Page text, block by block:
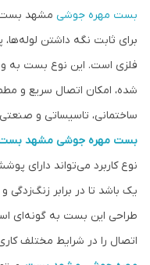
بست مهره جوشی مشهد بست
برای ثابت نگه داشتن
فلزی است. این نوع بست به
شده، امکان اتصال سریع و
ساختمانی، تاسیساتی و صنعتی
بست مهره جوشی مشهد
نوع کاربرد می‌تواند دارای
یک باشد تا در برابر
طراحی این بست به گونه‌ای
اتصال را در شرایط مختلف